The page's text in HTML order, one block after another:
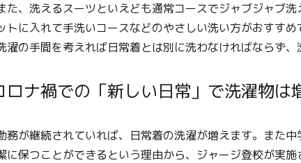
た、洗えるスーツといえども通常コースでジャブジャブ
トに入れて手洗いコースなどのやさしい洗い方がおすす
濯の手間を考えれば日常着とは別に洗わなければならず
ロナ禍での「新しい日常」で洗濯物は
務が継続されていれば、日常着の洗濯が増えます。また
に保つことができるという理由から、ジャージ登校が実